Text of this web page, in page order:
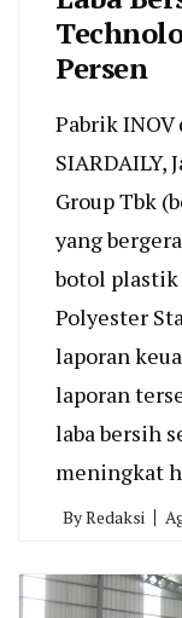
Persen
Pabrik
SIARDAILY,
Group Tbk
yang
botol plastik
Polyester
laporan
laporan
laba bersih
meningkat
ByRedaksi